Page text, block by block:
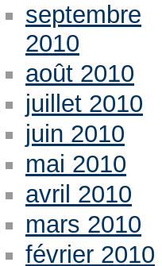
septembre
2010
août 2010
juillet 2010
juin 2010
mai 2010
avril 2010
mars 2010
février 2010